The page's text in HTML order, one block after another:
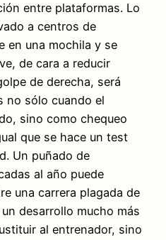
entre plataformas. Lo
a centros de
en una mochila y se
de cara a reducir
de derecha, será
no sólo cuando el
sino como chequeo
que se hace un test
Un puñado de
al año puede
una carrera plagada de
desarrollo mucho más
al entrenador, sino